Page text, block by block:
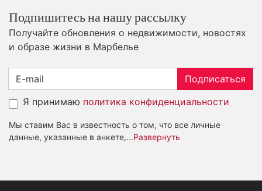
Подпишитесь на нашу рассылку
Получайте обновления о недвижимости, новостях
и образе жизни в Марбелье
Подписаться
Я принимаю политика конфиденциальности
Мы ставим Вас в известность о том, что все личные
данные, указанные в анкете,...Развернуть